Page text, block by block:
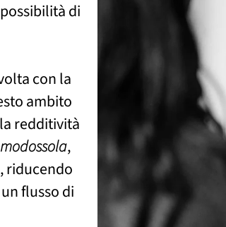
di
con la
ambito
redditività
,
riducendo
flusso di